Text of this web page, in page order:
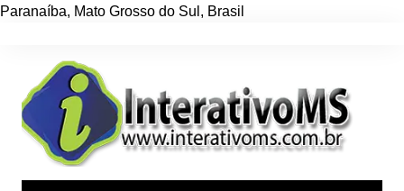
Paranaíba, Mato Grosso do Sul , Brasil
conteúdo